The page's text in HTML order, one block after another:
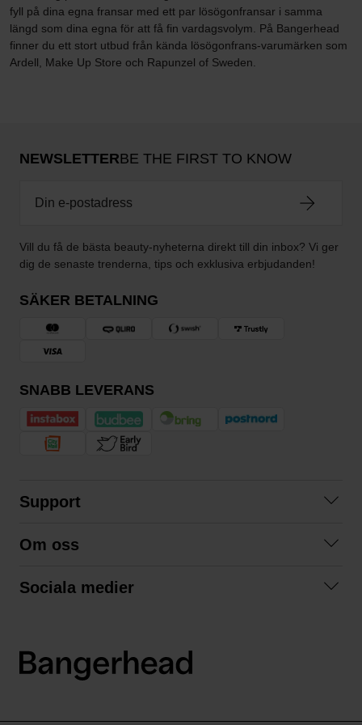
fyll på dina egna fransar med ett par lösögonfransar i samma
längd som dina egna för att få fin vardagsvolym. På Bangerhead
finner du ett stort utbud från kända lösögonfrans-varumärken som
Ardell, Make Up Store och Rapunzel of Sweden.
NEWSLETTERBE THE FIRST TO KNOW
Vill du få de bästa beauty-nyheterna direkt till din inbox? Vi ger
dig de senaste trenderna, tips och exklusiva erbjudanden!
SÄKER BETALNING
SNABB LEVERANS
Support
Köpvillkor
Om oss
Våra fraktalternativ
Sociala medier
LinkedIn